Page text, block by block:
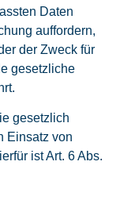
Daten
auffordern,
der Zweck für
gesetzliche
gesetzlich
Einsatz von
ist Art. 6 Abs.